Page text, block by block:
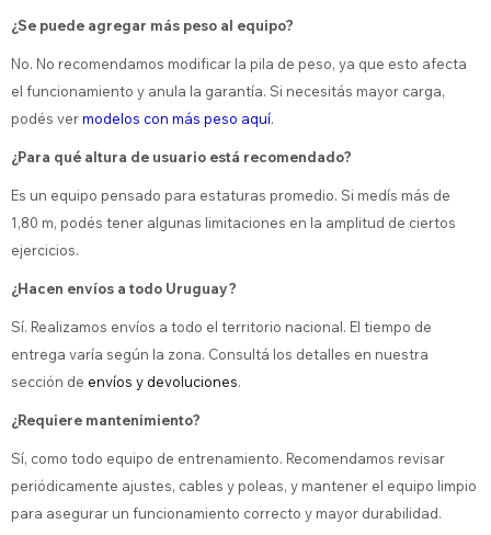
¿Se puede agregar más peso al equipo?
No. No recomendamos modificar la pila de peso, ya que esto afecta
el funcionamiento y anula la garantía. Si necesitás mayor carga,
podés vermodelos con más peso aquí.
¿Para qué altura de usuario está recomendado?
Es un equipo pensado para estaturas promedio. Si medís más de
1,80 m, podés tener algunas limitaciones en la amplitud de ciertos
ejercicios.
¿Hacen envíos a todo Uruguay?
Sí. Realizamos envíos a todo el territorio nacional. El tiempo de
entrega varía según la zona. Consultá los detalles en nuestra
sección de envíos y devoluciones.
¿Requiere mantenimiento?
Sí, como todo equipo de entrenamiento. Recomendamos revisar
periódicamente ajustes, cables y poleas, y mantener el equipo limpio
para asegurar un funcionamiento correcto y mayor durabilidad.